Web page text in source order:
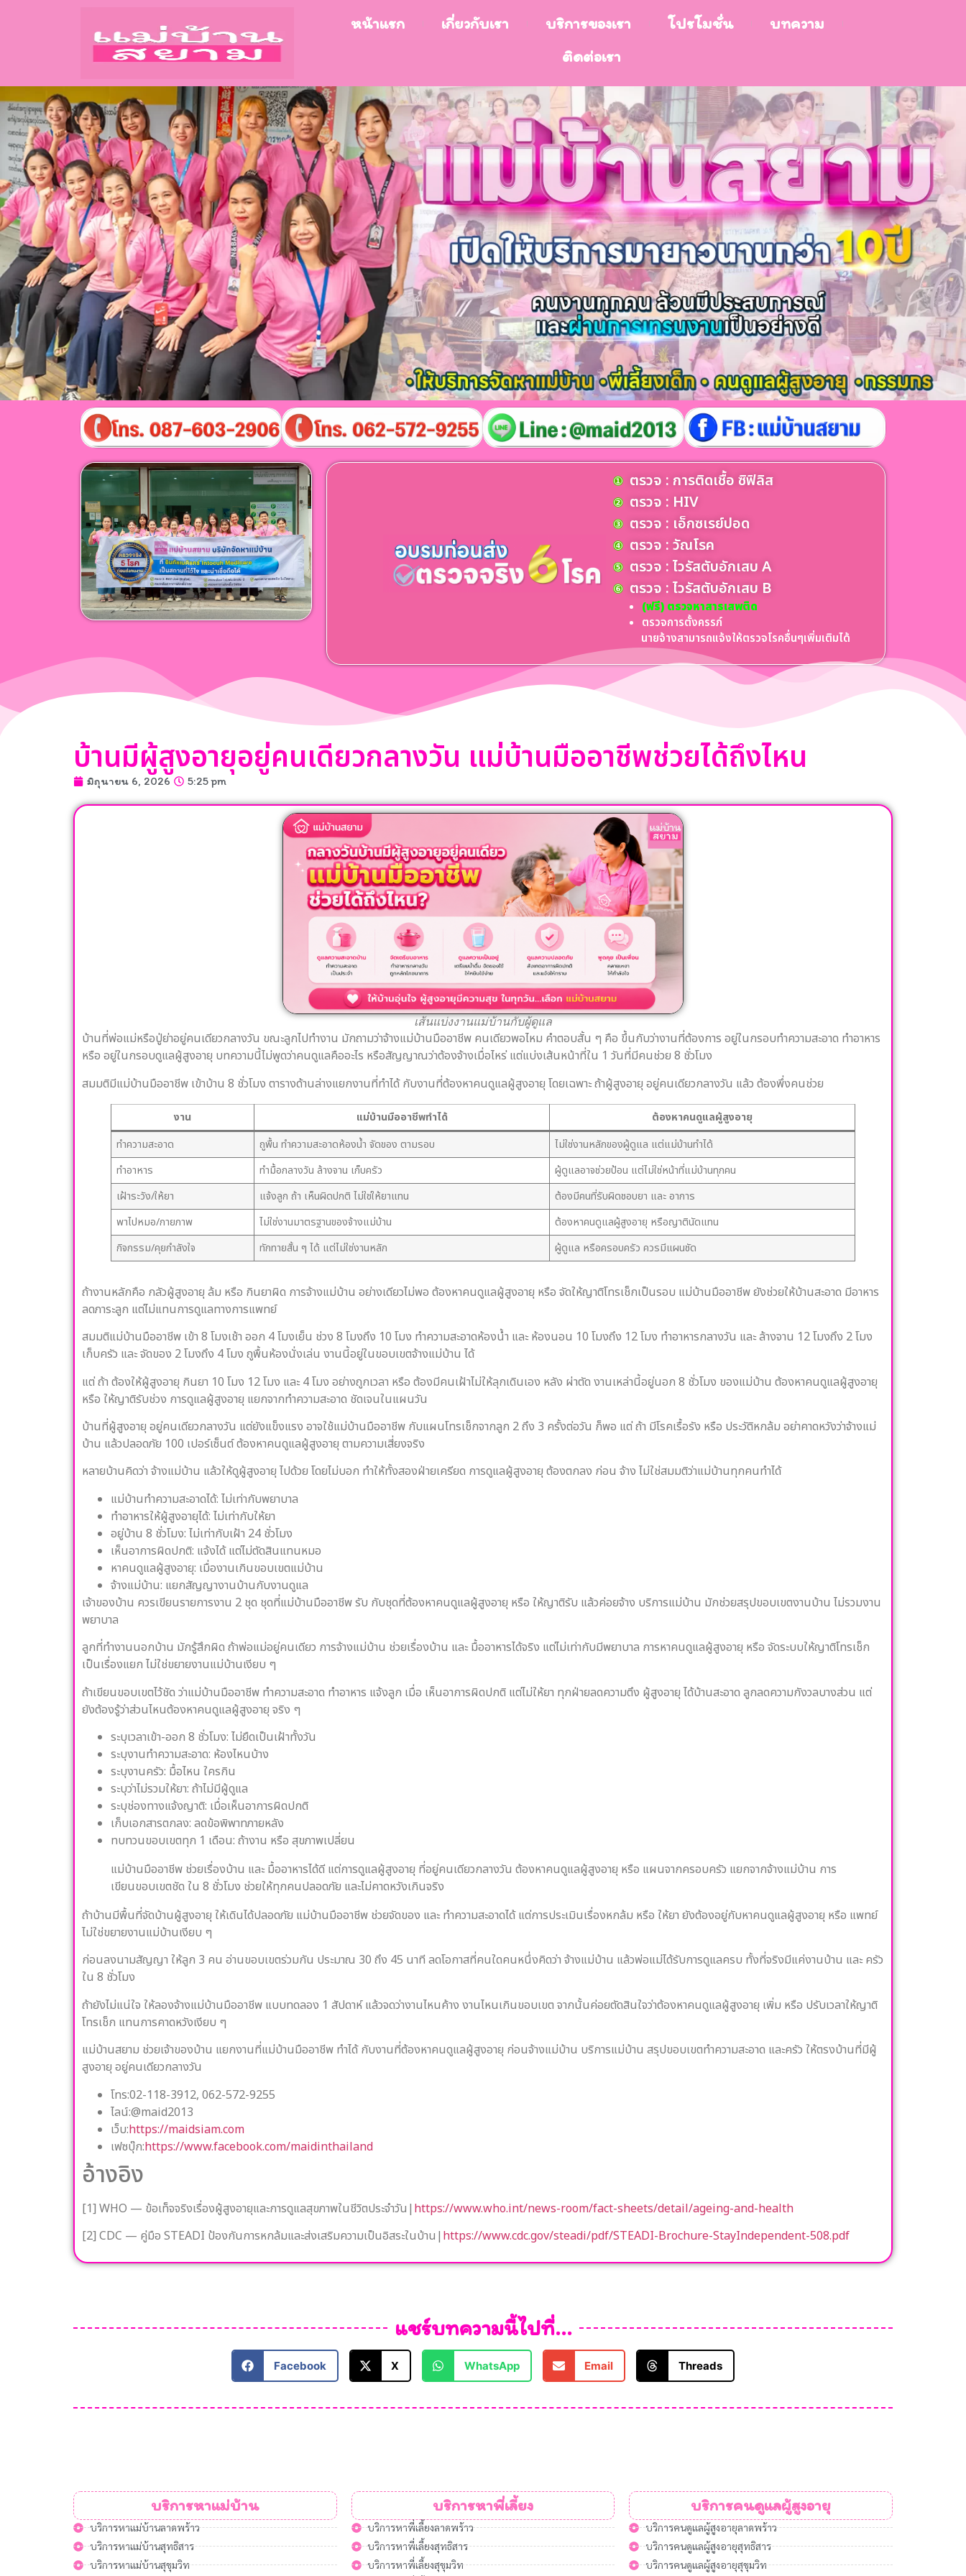
หน้าแรก เกี่ยวกับเรา บริการของเรา โปรโมชั่น
บทความ
ติดต่อเรา
ตรวจ : การติดเชื้อ ซิฟิลิส
ตรวจ : HIV
ตรวจ : เอ็กซเรย์ปอด
ตรวจ : วัณโรค
ตรวจ : ไวรัสตับอักเสบ A
ตรวจ : ไวรัสตับอักเสบ B
(ฟรี) ตรวจหาสารเสพติด
ตรวจการตั้งครรภ์
นายจ้างสามารถแจ้งให้ตรวจโรคอื่นๆเพิ่มเติมได้
บ้านมีผู้สูงอายุอยู่คนเดียวกลางวัน แม่บ้านมืออาชีพช่วยได้ถึงไหน
มิถุนายน 6, 2026 5:25 pm
เส้นแบ่งงานแม่บ้านกับผู้ดูแล
บ้านที่พ่อแม่หรือปู่ย่าอยู่คนเดียวกลางวัน ขณะลูกไปทำงาน มักถามว่าจ้างแม่บ้านมืออาชีพ คนเดียวพอไหม คำตอบสั้น ๆ คือ ขึ้นกับว่างานที่ต้องการ อยู่ในกรอบทำความสะอาด ทำอาหาร
หรือ อยู่ในกรอบดูแลผู้สูงอายุ บทความนี้ไม่พูดว่าคนดูแลคืออะไร หรือสัญญาณว่าต้องจ้างเมื่อไหร่ แต่แบ่งเส้นหน้าที่ใน 1 วันที่มีคนช่วย 8 ชั่วโมง
สมมติมีแม่บ้านมืออาชีพ เข้าบ้าน 8 ชั่วโมง ตารางด้านล่างแยกงานที่ทำได้ กับงานที่ต้องหาคนดูแลผู้สูงอายุ โดยเฉพาะ ถ้าผู้สูงอายุ อยู่คนเดียวกลางวัน แล้ว ต้องพึ่งคนช่วย
งาน แม่บ้านมืออาชีพทำได้
ต้องหาคนดูแลผู้สูงอายุ
ทำความสะอาด
ถูพื้น ทำความสะอาดห้องน้ำ จัดของ ตามรอบ
ไม่ใช่งานหลักของผู้ดูแล แต่แม่บ้านทำได้
ทำอาหาร
ทำมื้อกลางวัน ล้างจาน เก็บครัว
ผู้ดูแลอาจช่วยป้อน แต่ไม่ใช่หน้าที่แม่บ้านทุกคน
เฝ้าระวัง/ให้ยา
แจ้งลูก ถ้า เห็นผิดปกติ ไม่ใช่ให้ยาแทน
ต้องมีคนที่รับผิดชอบยา และ อาการ
พาไปหมอ/กายภาพ
ไม่ใช่งานมาตรฐานของจ้างแม่บ้าน
ต้องหาคนดูแลผู้สูงอายุ หรือญาตินัดแทน
กิจกรรม/คุยกำลังใจ
ทักทายสั้น ๆ ได้ แต่ไม่ใช่งานหลัก ผู้ดูแล หรือครอบครัว ควรมีแผนชัด
ถ้างานหลักคือ กลัวผู้สูงอายุ ล้ม หรือ กินยาผิด การจ้างแม่บ้าน อย่างเดียวไม่พอ ต้องหาคนดูแลผู้สูงอายุ หรือ จัดให้ญาติโทรเช็กเป็นรอบ แม่บ้านมืออาชีพ ยังช่วยให้บ้านสะอาด มีอาหาร
ลดภาระลูก แต่ไม่แทนการดูแลทางการแพทย์
สมมติแม่บ้านมืออาชีพ เข้า 8 โมงเช้า ออก 4 โมงเย็น ช่วง 8 โมงถึง 10 โมง ทำความสะอาดห้องน้ำ และ ห้องนอน 10 โมงถึง 12 โมง ทำอาหารกลางวัน และ ล้างจาน 12 โมงถึง 2 โมง
เก็บครัว และ จัดของ 2 โมงถึง 4 โมง ถูพื้นห้องนั่งเล่น งานนี้อยู่ในขอบเขตจ้างแม่บ้าน ได้
แต่ ถ้า ต้องให้ผู้สูงอายุ กินยา 10 โมง 12 โมง และ 4 โมง อย่างถูกเวลา หรือ ต้องมีคนเฝ้าไม่ให้ลุกเดินเอง หลัง ผ่าตัด งานเหล่านี้อยู่นอก 8 ชั่วโมง ของแม่บ้าน ต้องหาคนดูแลผู้สูงอายุ
หรือ ให้ญาติรับช่วง การดูแลผู้สูงอายุ แยกจากทำความสะอาด ชัดเจนในแผนวัน
บ้านที่ผู้สูงอายุ อยู่คนเดียวกลางวัน แต่ยังแข็งแรง อาจใช้แม่บ้านมืออาชีพ กับแผนโทรเช็กจากลูก 2 ถึง 3 ครั้งต่อวัน ก็พอ แต่ ถ้า มีโรคเรื้อรัง หรือ ประวัติหกล้ม อย่าคาดหวังว่าจ้างแม่
บ้าน แล้วปลอดภัย 100 เปอร์เซ็นต์ ต้องหาคนดูแลผู้สูงอายุ ตามความเสี่ยงจริง
หลายบ้านคิดว่า จ้างแม่บ้าน แล้วให้ดูผู้สูงอายุ ไปด้วย โดยไม่บอก ทำให้ทั้งสองฝ่ายเครียด การดูแลผู้สูงอายุ ต้องตกลง ก่อน จ้าง ไม่ใช่สมมติว่าแม่บ้านทุกคนทำได้
แม่บ้านทำความสะอาดได้: ไม่เท่ากับพยาบาล
ทำอาหารให้ผู้สูงอายุได้: ไม่เท่ากับให้ยา
อยู่บ้าน 8 ชั่วโมง: ไม่เท่ากับเฝ้า 24 ชั่วโมง
เห็นอาการผิดปกติ: แจ้งได้ แต่ไม่ตัดสินแทนหมอ
หาคนดูแลผู้สูงอายุ: เมื่องานเกินขอบเขตแม่บ้าน
จ้างแม่บ้าน: แยกสัญญางานบ้านกับงานดูแล
เจ้าของบ้าน ควรเขียนรายการงาน 2 ชุด ชุดที่แม่บ้านมืออาชีพ รับ กับชุดที่ต้องหาคนดูแลผู้สูงอายุ หรือ ให้ญาติรับ แล้วค่อยจ้าง บริการแม่บ้าน มักช่วยสรุปขอบเขตงานบ้าน ไม่รวมงาน
พยาบาล
ลูกที่ทำงานนอกบ้าน มักรู้สึกผิด ถ้าพ่อแม่อยู่คนเดียว การจ้างแม่บ้าน ช่วยเรื่องบ้าน และ มื้ออาหารได้จริง แต่ไม่เท่ากับมีพยาบาล การหาคนดูแลผู้สูงอายุ หรือ จัดระบบให้ญาติโทรเช็ก
เป็นเรื่องแยก ไม่ใช่ขยายงานแม่บ้านเงียบ ๆ
ถ้าเขียนขอบเขตไว้ชัด ว่าแม่บ้านมืออาชีพ ทำความสะอาด ทำอาหาร แจ้งลูก เมื่อ เห็นอาการผิดปกติ แต่ไม่ให้ยา ทุกฝ่ายลดความตึง ผู้สูงอายุ ได้บ้านสะอาด ลูกลดความกังวลบางส่วน แต่
ยังต้องรู้ว่าส่วนไหนต้องหาคนดูแลผู้สูงอายุ จริง ๆ
ระบุเวลาเข้า-ออก 8 ชั่วโมง: ไม่ยืดเป็นเฝ้าทั้งวัน
ระบุงานทำความสะอาด: ห้องไหนบ้าง
ระบุงานครัว: มื้อไหน ใครกิน
ระบุว่าไม่รวมให้ยา: ถ้าไม่มีผู้ดูแล
ระบุช่องทางแจ้งญาติ: เมื่อเห็นอาการผิดปกติ
เก็บเอกสารตกลง: ลดข้อพิพาทภายหลัง
ทบทวนขอบเขตทุก 1 เดือน: ถ้างาน หรือ สุขภาพเปลี่ยน
แม่บ้านมืออาชีพ ช่วยเรื่องบ้าน และ มื้ออาหารได้ดี แต่การดูแลผู้สูงอายุ ที่อยู่คนเดียวกลางวัน ต้องหาคนดูแลผู้สูงอายุ หรือ แผนจากครอบครัว แยกจากจ้างแม่บ้าน การ
เขียนขอบเขตชัด ใน 8 ชั่วโมง ช่วยให้ทุกคนปลอดภัย และไม่คาดหวังเกินจริง
ถ้าบ้านมีพื้นที่จัดบ้านผู้สูงอายุ ให้เดินได้ปลอดภัย แม่บ้านมืออาชีพ ช่วยจัดของ และ ทำความสะอาดได้ แต่การประเมินเรื่องหกล้ม หรือ ให้ยา ยังต้องอยู่กับหาคนดูแลผู้สูงอายุ หรือ แพทย์
ไม่ใช่ขยายงานแม่บ้านเงียบ ๆ
ก่อนลงนามสัญญา ให้ลูก 3 คน อ่านขอบเขตร่วมกัน ประมาณ 30 ถึง 45 นาที ลดโอกาสที่คนใดคนหนึ่งคิดว่า จ้างแม่บ้าน แล้วพ่อแม่ได้รับการดูแลครบ ทั้งที่จริงมีแค่งานบ้าน และ ครัว
ใน 8 ชั่วโมง
ถ้ายังไม่แน่ใจ ให้ลองจ้างแม่บ้านมืออาชีพ แบบทดลอง 1 สัปดาห์ แล้วจดว่างานไหนค้าง งานไหนเกินขอบเขต จากนั้นค่อยตัดสินใจว่าต้องหาคนดูแลผู้สูงอายุ เพิ่ม หรือ ปรับเวลาให้ญาติ
โทรเช็ก แทนการคาดหวังเงียบ ๆ
แม่บ้านสยาม ช่วยเจ้าของบ้าน แยกงานที่แม่บ้านมืออาชีพ ทำได้ กับงานที่ต้องหาคนดูแลผู้สูงอายุ ก่อนจ้างแม่บ้าน บริการแม่บ้าน สรุปขอบเขตทำความสะอาด และครัว ให้ตรงบ้านที่มีผู้
สูงอายุ อยู่คนเดียวกลางวัน
โทร:02-118-3912, 062-572-9255
ไลน์:@maid2013
เว็บ:https://maidsiam.com
เฟซบุ๊ก:https://www.facebook.com/maidinthailand
อ้างอิง
[1] WHO — ข้อเท็จจริงเรื่องผู้สูงอายุและการดูแลสุขภาพในชีวิตประจำวัน| https://www.who.int/news-room/fact-sheets/detail/ageing-and-health
[2] CDC — คู่มือ STEADI ป้องกันการหกล้มและส่งเสริมความเป็นอิสระในบ้าน| https://www.cdc.gov/steadi/pdf/STEADI-Brochure-StayIndependent-508.pdf
แชร์บทความนี้ไปที่...
Facebook X WhatsApp Email Threads
บริการหาแม่บ้าน
บริการหาแม่บ้านลาดพร้าว
บริการหาแม่บ้านสุทธิสาร
บริการหาแม่บ้านสุขุมวิท
บริการหาพี่เลี้ยง
บริการหาพี่เลี้ยงลาดพร้าว
บริการหาพี่เลี้ยงสุทธิสาร
บริการหาพี่เลี้ยงสุขุมวิท
บริการคนดูแลผู้สูงอายุ
บริการคนดูแลผู้สูงอายุลาดพร้าว
บริการคนดูแลผู้สูงอายุสุทธิสาร
บริการคนดูแลผู้สูงอายุสุขุมวิท